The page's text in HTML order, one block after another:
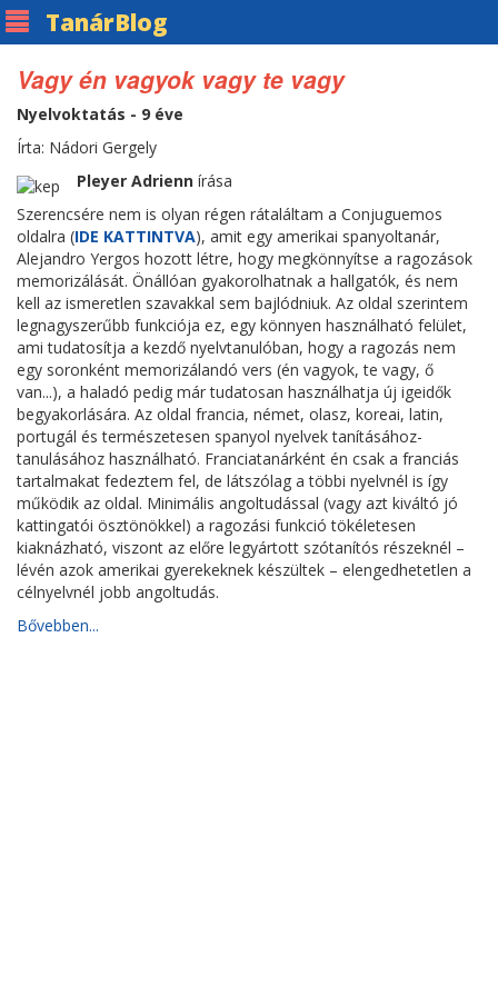
TanárBlog
Vagy én vagyok vagy te vagy
Nyelvoktatás - 9 éve
Írta: Nádori Gergely
Pleyer Adrienn írása
Szerencsére nem is olyan régen rátaláltam a Conjuguemos
oldalra (IDE KATTINTVA), amit egy amerikai spanyoltanár,
Alejandro Yergos hozott létre, hogy megkönnyítse a ragozások
memorizálását. Önállóan gyakorolhatnak a hallgatók, és nem
kell az ismeretlen szavakkal sem bajlódniuk. Az oldal szerintem
legnagyszerűbb funkciója ez, egy könnyen használható felület,
ami tudatosítja a kezdő nyelvtanulóban, hogy a ragozás nem
egy soronként memorizálandó vers (én vagyok, te vagy, ő
van...), a haladó pedig már tudatosan használhatja új igeidők
begyakorlására. Az oldal francia, német, olasz, koreai, latin,
portugál és természetesen spanyol nyelvek tanításához-
tanulásához használható. Franciatanárként én csak a franciás
tartalmakat fedeztem fel, de látszólag a többi nyelvnél is így
működik az oldal. Minimális angoltudással (vagy azt kiváltó jó
kattingatói ösztönökkel) a ragozási funkció tökéletesen
kiaknázható, viszont az előre legyártott szótanítós részeknél –
lévén azok amerikai gyerekeknek készültek – elengedhetetlen a
célnyelvnél jobb angoltudás.
Bővebben...